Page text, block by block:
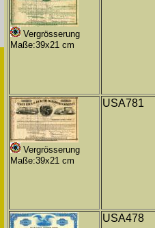
Vergrösserung
Maße:39x21 cm
Vergrösserung
Maße:39x21 cm
USA781
USA478